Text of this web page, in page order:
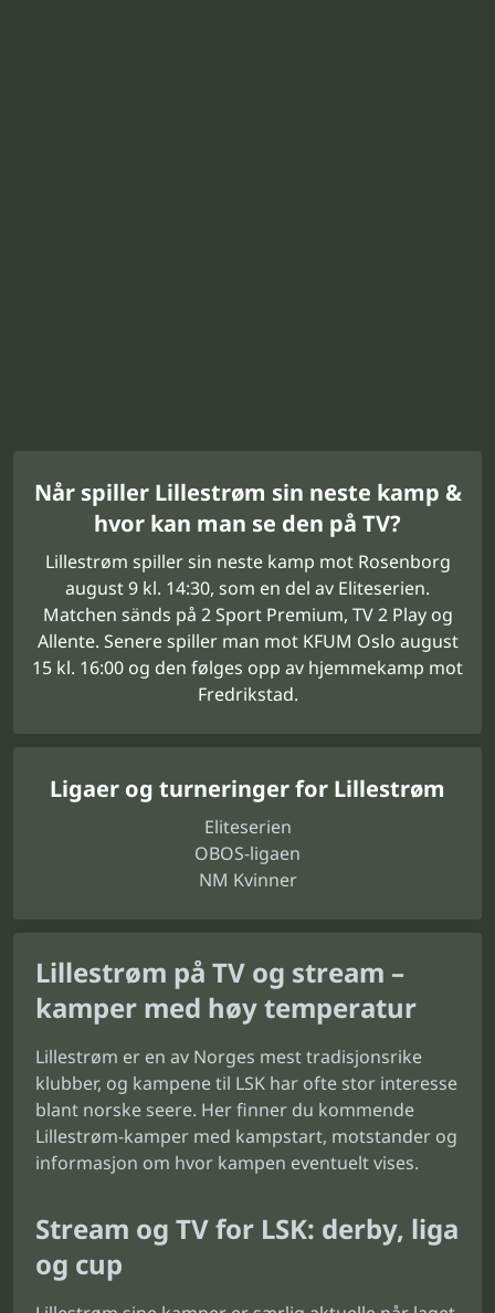
Når spiller Lillestrøm sin neste kamp &
hvor kan man se den på TV?
Lillestrøm spiller sin neste kamp mot Rosenborg
august 9 kl. 14:30, som en del av Eliteserien.
Matchen sänds på 2 Sport Premium, TV 2 Play og
Allente. Senere spiller man mot KFUM Oslo august
15 kl. 16:00 og den følges opp av hjemmekamp mot
Fredrikstad.
Ligaer og turneringer for Lillestrøm
Eliteserien
OBOS-ligaen
NM Kvinner
Lillestrøm på TV og stream –
kamper med høy temperatur
Lillestrøm er en av Norges mest tradisjonsrike
klubber, og kampene til LSK har ofte stor interesse
blant norske seere. Her finner du kommende
Lillestrøm-kamper med kampstart, motstander og
informasjon om hvor kampen eventuelt vises.
Stream og TV for LSK: derby, liga
og cup